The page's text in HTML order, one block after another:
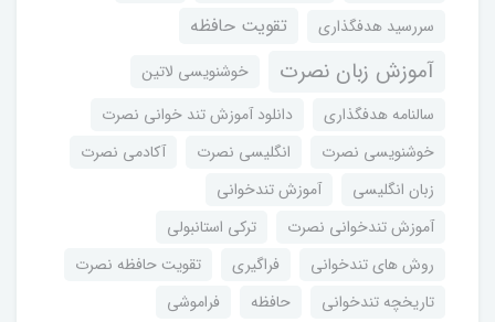
سررسید هدفگذاری
تقویت حافظه
آموزش زبان نصرت
خوشنویسی لاتین
سالنامه هدفگذاری
دانلود آموزش تند خوانی نصرت
خوشنویسی نصرت
انگلیسی نصرت
آکادمی نصرت
زبان انگلیسی
آموزش تندخوانی
آموزش تندخوانی نصرت
ترکی استانبولی
روش های تندخوانی
فراگیری
تقویت حافظه نصرت
تاریخچه تندخوانی
حافظه
فراموشی